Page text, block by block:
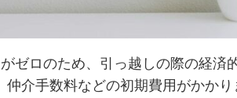
ゼロのため、引っ越しの際の経済
仲介手数料などの初期費用がかか